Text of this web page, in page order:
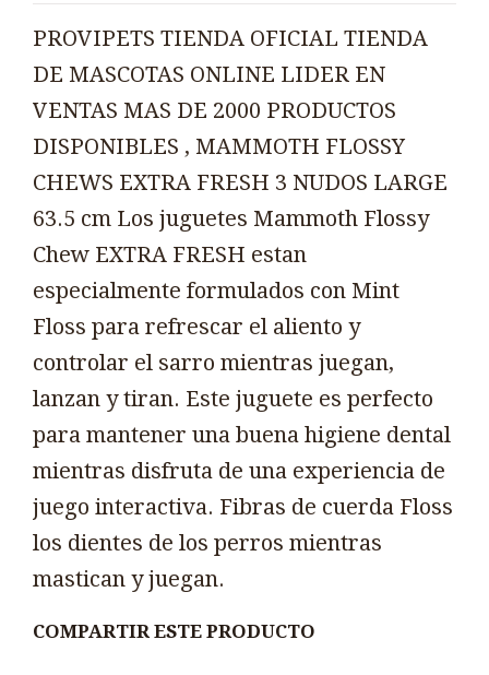
PROVIPETS TIENDA OFICIAL TIENDA
DE MASCOTAS ONLINE LIDER EN
VENTAS MAS DE 2000 PRODUCTOS
DISPONIBLES , MAMMOTH FLOSSY
CHEWS EXTRA FRESH 3 NUDOS LARGE
63.5 cm Los juguetes Mammoth Flossy
Chew EXTRA FRESH estan
especialmente formulados con Mint
Floss para refrescar el aliento y
controlar el sarro mientras juegan,
lanzan y tiran. Este juguete es perfecto
para mantener una buena higiene dental
mientras disfruta de una experiencia de
juego interactiva. Fibras de cuerda Floss
los dientes de los perros mientras
mastican y juegan.
COMPARTIR ESTE PRODUCTO